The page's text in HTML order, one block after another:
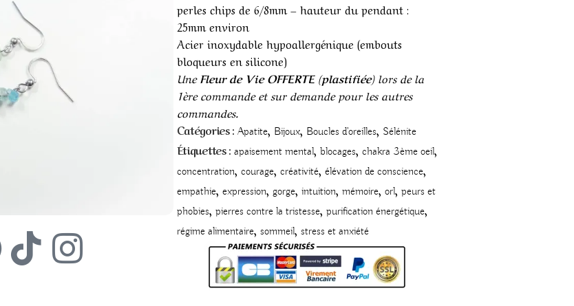
perles chips de 6/8mm – hauteur du pendant :
25mm environ
Acier inoxydable hypoallergénique (embouts
bloqueurs en silicone)
UneFleur de Vie OFFERTE (plastifiée) lors de la
1ère commande et sur demande pour les autres
commandes.
Catégories : Apatite, Bijoux, Boucles d'oreilles, Sélénite
Étiquettes : apaisement mental, blocages, chakra 3ème oeil,
concentration, courage, créativité, élévation de conscience,
empathie, expression, gorge, intuition, mémoire, orl, peurs et
phobies, pierres contre la tristesse, purification énergétique,
régime alimentaire, sommeil, stress et anxiété